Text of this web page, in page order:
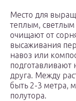
Место для
теплым, светлым
очищают от
высаживания
навоз или
подготавливают
друга. Между
быть 2-3 метра,
полутора.